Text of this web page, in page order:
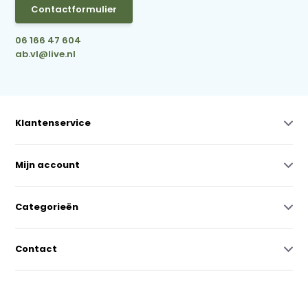
Contactformulier
06 166 47 604
ab.vl@live.nl
Klantenservice
Mijn account
Categorieën
Contact